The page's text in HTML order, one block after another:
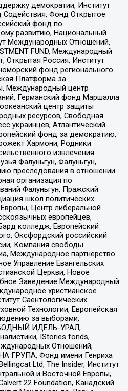
демократии, Институт
Фонд Открытое
фонд по
развитию, Национальный
Международных Отношений,
FUND, Международный
Открытая Россия, Институт
фонд регионального
Платформа за
Международный центр
Германский фонд Маршалла
центр защиты
ресурсов, Свободная
украинцев, Атлантический
фонд за демократию,
Хармони, Родники
извлечения
Фалуньгун, Фалуньгун,
преследования в отношении
организация по
Фалуньгун, Пражский
школ политических
Центр либеральной
европейцев,
колледж, Европейский
Оксфордский российский
Компания свободы
Международное партнерство
Управление Евангельских
Церкви, Новое
Заведение Международный
христианское
Саентологических
Технологии, Европейская
за выборами,
ИДЕЛЬ-УРАЛ,
IStories fonds,
Отношений,
ГРУПА, Фонд имени Генриха
Ltd, The Insider, Институт
и Восточной Европы,
22 Foundation, Канадский